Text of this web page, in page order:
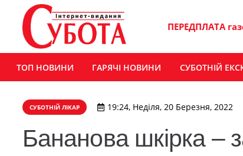
ПЕРЕДПЛАТА
ТОП НОВИНИ ГАРЯЧІ НОВИНИ СУБОТНІЙ
СУБОТНІЙ ЛІКАР 19:24, Неділя, 20 Березня, 2022
Бананова шкірка –